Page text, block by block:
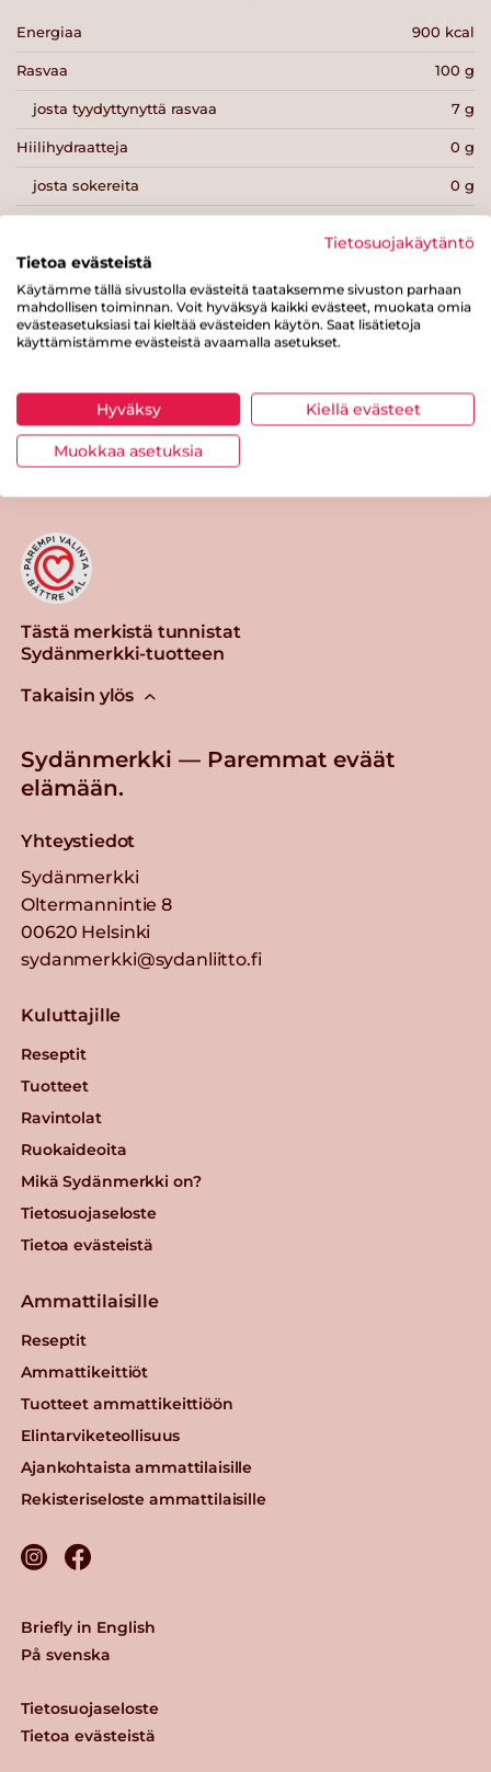
Energiaa 900 kcal
Rasvaa 100 g
josta tyydyttynyttä rasvaa 7 g
Hiilihydraatteja 0 g
josta sokereita 0 g
Proteiinia
Suolaa 0 g
Tulosta sivu Jaa tuote
Tästä merkistä tunnistat
Sydänmerkki-tuotteen
Takaisin ylös
Sydänmerkki — Paremmat eväät
elämään.
Yhteystiedot
Sydänmerkki
Oltermannintie 8
00620 Helsinki
sydanmerkki@sydanliitto.fi
Kuluttajille
Reseptit
Tuotteet
Ravintolat
Ruokaideoita
Mikä Sydänmerkki on?
Tietosuojaseloste
Tietoa evästeistä
Ammattilaisille
Reseptit
Ammattikeittiöt
Tuotteet ammattikeittiöön
Elintarviketeollisuus
Ajankohtaista ammattilaisille
Rekisteriseloste ammattilaisille
Tietosuojaseloste
Tietoa evästeistä
Briefly in English
På svenska
Tietosuojakäytäntö
Tietoa evästeistä
Käytämme tällä sivustolla evästeitä taataksemme sivuston parhaan
mahdollisen toiminnan. Voit hyväksyä kaikki evästeet, muokata omia
evästeasetuksiasi tai kieltää evästeiden käytön. Saat lisätietoja
käyttämistämme evästeistä avaamalla asetukset.
Hyväksy Kiellä evästeet
Muokkaa asetuksia